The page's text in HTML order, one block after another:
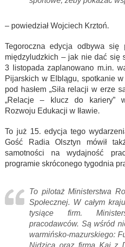
– powiedział Wojciech Krztoń.
Tegoroczna edycja odbywa się
międzyludzkich – jak nie dać się
3 listopada zaplanowano m.in.
Pijarskich w Elblągu, spotkanie
pod hasłem „Siła relacji w erze
„Relacje – klucz do kariery”
Rozwoju Edukacji w Iławie.
To już 15. edycja tego
Gość Radia Olsztyn mówił
samotności na wydajność
programie skróconego tygodnia
To pilotaż Ministerstwa
Społecznej. W całym
tysiące firm.
pracodawców. Są wśród
warmińsko-mazurskiego:
Nidzica oraz firma Kaj z